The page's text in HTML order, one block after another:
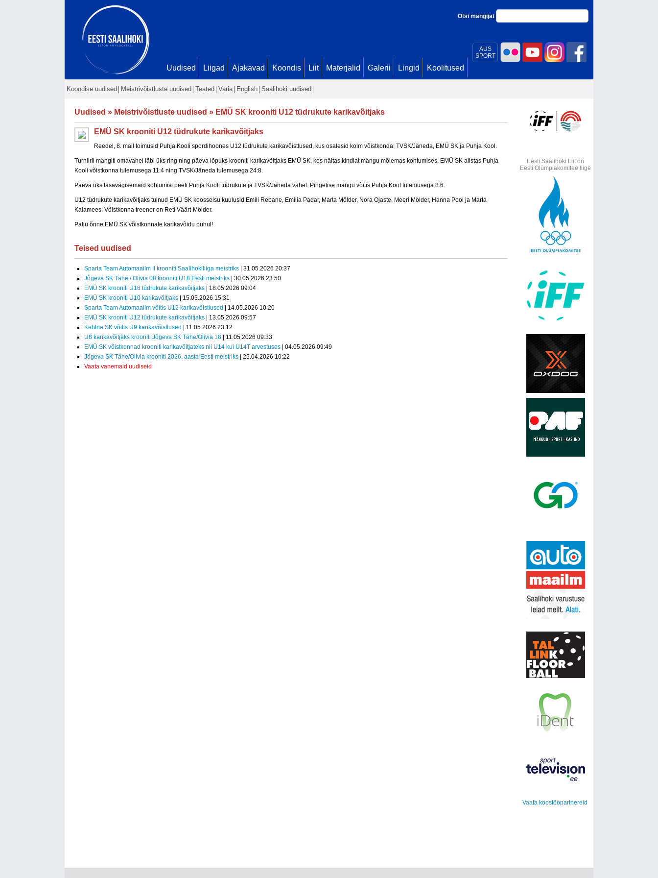
AUS
SPORT
Otsi mängijat
Uudised Liigad Ajakavad Koondis Liit Materjalid Galerii Lingid Koolitused
Koondise uudised Meistrivõistluste uudised Teated Varia English Saalihoki uudised
Uudised » Meistrivõistluste uudised » EMÜ SK krooniti U12 tüdrukute karikavõitjaks
EMÜ SK krooniti U12 tüdrukute karikavõitjaks
Reedel, 8. mail toimusid Puhja Kooli spordihoones U12 tüdrukute karikavõistlused, kus osalesid kolm võistkonda: TVSK/Jäneda, EMÜ SK ja Puhja Kool.
Turniiril mängiti omavahel läbi üks ring ning päeva lõpuks krooniti karikavõitjaks EMÜ SK, kes näitas kindlat mängu mõlemas kohtumises. EMÜ SK alistas Puhja
Kooli võistkonna tulemusega 11:4 ning TVSK/Jäneda tulemusega 24:8.
Päeva üks tasavägisemaid kohtumisi peeti Puhja Kooli tüdrukute ja TVSK/Jäneda vahel. Pingelise mängu võitis Puhja Kool tulemusega 8:6.
U12 tüdrukute karikavõitjaks tulnud EMÜ SK koosseisu kuulusid Emili Rebane, Emilia Padar, Marta Mölder, Nora Ojaste, Meeri Mölder, Hanna Pool ja Marta
Kalamees. Võistkonna treener on Reti Väärt-Mölder.
Palju õnne EMÜ SK võistkonnale karikavõidu puhul!
Teised uudised
Sparta Team Automaailm II krooniti Saalihokiliiga meistriks | 31.05.2026 20:37
Jõgeva SK Tähe / Olivia 08 krooniti U18 Eesti meistriks | 30.05.2026 23:50
EMÜ SK krooniti U16 tüdrukute karikavõitjaks | 18.05.2026 09:04
EMÜ SK krooniti U10 karikavõitjaks | 15.05.2026 15:31
Sparta Team Automaailm võitis U12 karikavõistlused
| 14.05.2026 10:20
EMÜ SK krooniti U12 tüdrukute karikavõitjaks | 13.05.2026 09:57
Kehtna SK võitis U9 karikavõistlused
| 11.05.2026 23:12
U8 karikavõitjaks krooniti Jõgeva SK Tähe/Olivia 18 | 11.05.2026 09:33
EMÜ SK võistkonnad krooniti karikavõitjateks nii U14 kui U14T arvestuses | 04.05.2026 09:49
Jõgeva SK Tähe/Olivia krooniti 2026. aasta Eesti meistriks | 25.04.2026 10:22
Vaata vanemaid uudiseid
Eesti Saalihoki Liit on
Eesti Olümpiakomitee liige
Vaata koostööpartnereid